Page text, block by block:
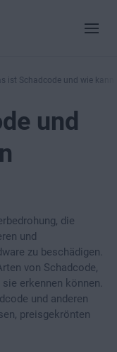
ist Schadcode und wie
und
die
und
zu beschädigen.
von Schadcode,
erkennen können.
und anderen
preisgekrönten